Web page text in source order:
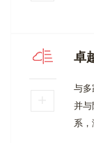
卓
与多
并
系，